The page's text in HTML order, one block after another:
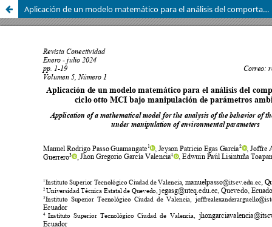
Aplicación de un modelo matemático para el análisis del comportamiento del ciclo otto MCI bajo manipulación de parámetros ambientales